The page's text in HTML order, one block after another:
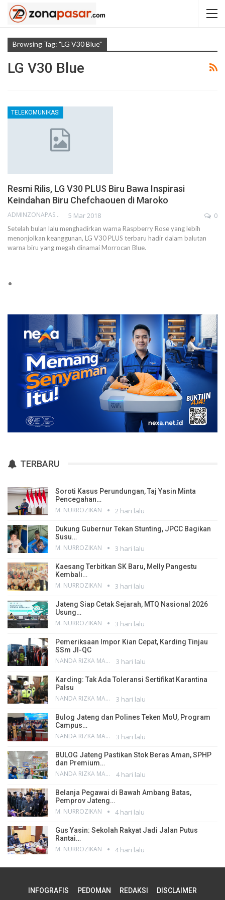
Browsing Tag: "LG V30 Blue"
LG V30 Blue
TELEKOMUNIKASI
Resmi Rilis, LG V30 PLUS Biru Bawa Inspirasi
Keindahan Biru Chefchaouen di Maroko
ADMINZONAPASAR 5 Mar 2018 0
Setelah bulan lalu menghadirkan warna Raspberry Rose yang lebih
menonjolkan keanggunan, LG V30 PLUS terbaru hadir dalam balutan
warna biru yang megah dinamai Morrocan Blue.
TERBARU
Soroti Kasus Perundungan, Taj Yasin Minta
Pencegahan…
M. NURROZIKAN 2 hari lalu
Dukung Gubernur Tekan Stunting, JPCC Bagikan
Susu…
M. NURROZIKAN 3 hari lalu
Kaesang Terbitkan SK Baru, Melly Pangestu
Kembali…
M. NURROZIKAN 3 hari lalu
Jateng Siap Cetak Sejarah, MTQ Nasional 2026
Usung…
M. NURROZIKAN 3 hari lalu
Pemeriksaan Impor Kian Cepat, Karding Tinjau
SSm JI-QC
NANDA RIZKA MAHENDRA 3 hari lalu
Karding: Tak Ada Toleransi Sertifikat Karantina
Palsu
NANDA RIZKA MAHENDRA 3 hari lalu
Bulog Jateng dan Polines Teken MoU, Program
Campus…
NANDA RIZKA MAHENDRA 3 hari lalu
BULOG Jateng Pastikan Stok Beras Aman, SPHP
dan Premium…
NANDA RIZKA MAHENDRA 4 hari lalu
Belanja Pegawai di Bawah Ambang Batas,
Pemprov Jateng…
M. NURROZIKAN 4 hari lalu
Gus Yasin: Sekolah Rakyat Jadi Jalan Putus
Rantai…
M. NURROZIKAN 4 hari lalu
INFOGRAFIS PEDOMAN REDAKSI DISCLAIMER